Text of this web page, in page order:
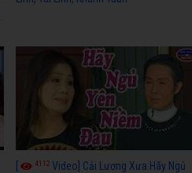
4112 Video] Cải Lương Xưa Hãy Ngủ